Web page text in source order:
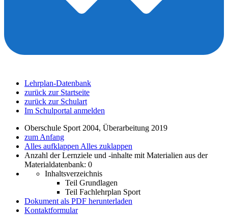
Lehrplan-Datenbank
zurück zur Startseite
zurück zur Schulart
Im Schulportal anmelden
Oberschule Sport 2004, Überarbeitung 2019
zum Anfang
Alles aufklappen Alles zuklappen
Anzahl der Lernziele und -inhalte mit Materialien aus der
Materialdatenbank: 0
Inhaltsverzeichnis
Teil Grundlagen
Teil Fachlehrplan Sport
Dokument als PDF herunterladen
Kontaktformular